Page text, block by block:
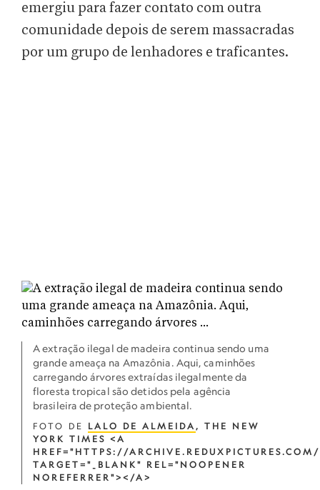
emergiu para fazer contato com outra
comunidade depois de serem massacradas
por um grupo de lenhadores e traficantes.
A extração ilegal de madeira continua sendo uma
grande ameaça na Amazônia. Aqui, caminhões
carregando árvores extraídas ilegalmente da
floresta tropical são detidos pela agência
brasileira de proteção ambiental.
FOTO DE LALO DE ALMEIDA , THE NEW
YORK TIMES <A
HREF="HTTPS://
TARGET="_BLANK" REL="NOOPENER
NOREFERRER"></A>